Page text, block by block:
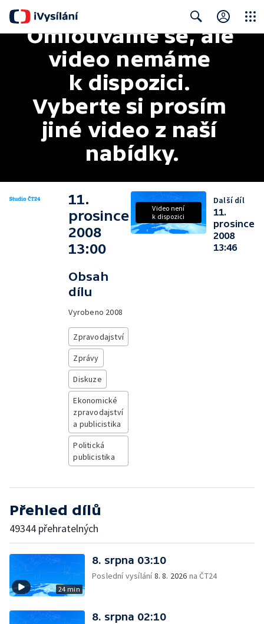
Search
Omlouváme se, ale
video nemáme
k dispozici.
Vyberte si prosím
jiné video z naší
nabídky.
11.
prosince
2008
13:00
Obsah
dílu
Vyrobeno 2008
Zpravodajství
Zprávy
Diskuze
Ekonomické
zpravodajství
a publicistika
Politická
publicistika
Video není
k dispozici
Další díl
11.
prosince
2008
13:46
Přehled dílů
49344 přehratelných
24 min
8. srpna 03:10
Poslední vysílání8. 8. 2026 na ČT24
8. srpna 02:10